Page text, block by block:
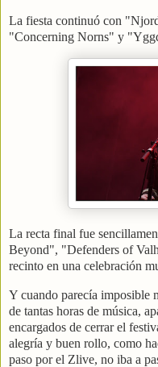
La fiesta continuó con
"Concerning Norns" y
La recta final fue
Beyond", "Defenders of
recinto en una celebración
Y cuando parecía imposible
de tantas horas de música,
encargados de cerrar el
alegría y buen rollo, como
paso por el Zlive, no iba a